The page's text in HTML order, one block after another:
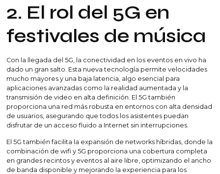
2. El rol del 5G en
festivales de música
Con la llegada del 5G, la conectividad en los eventos en vivo ha
dado un gran salto. Esta nueva tecnología permite velocidades
mucho mayores y una baja latencia, algo esencial para
aplicaciones avanzadas como la realidad aumentada y la
transmisión de video en alta definición. El 5G también
proporciona una red más robusta en entornos con alta densidad
de usuarios, asegurando que todos los asistentes puedan
disfrutar de un acceso fluido a Internet sin interrupciones.
El 5G también facilita la expansión de networks híbridas, donde la
combinación de wifi y 5G proporciona una cobertura completa
en grandes recintos y eventos al aire libre, optimizando el ancho
de banda disponible y mejorando la experiencia para los